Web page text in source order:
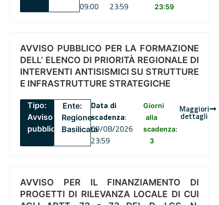
09:00
23:59
23:59
AVVISO PUBBLICO PER LA FORMAZIONE
DELL’ ELENCO DI PRIORITÀ REGIONALE DI
INTERVENTI ANTISISMICI SU STRUTTURE
E INFRASTRUTTURE STRATEGICHE
Tipo:
Avviso
pubblico
Ente:
Regione
Basilicata
Data di
scadenza:
09/08/2026
23:59
Giorni
alla
scadenza:
3
Maggiori
dettagli
AVVISO PER IL FINANZIAMENTO DI
PROGETTI DI RILEVANZA LOCALE DI CUI